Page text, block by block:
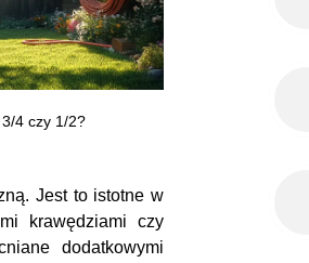
4 czy 1/2?
Jest to istotne w
krawędziami czy
dodatkowymi